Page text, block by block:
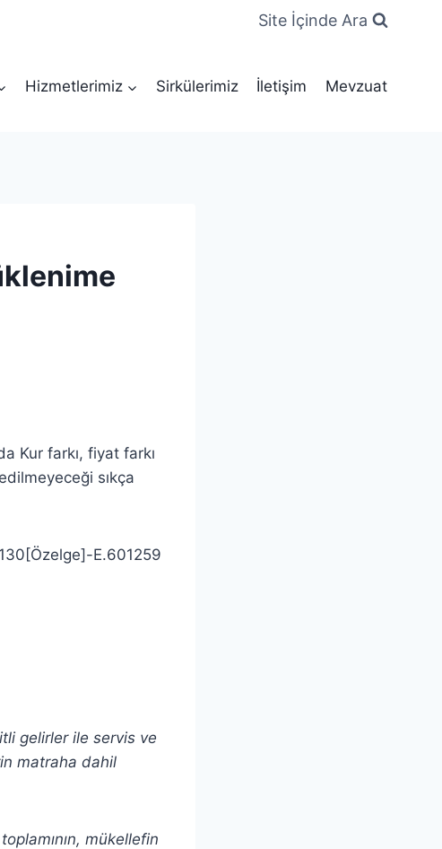
Site İçinde Ara
Hizmetlerimiz Sirkülerimiz İletişim Mevzuat
Kur farkı, fiyat farkı
sıkça
E.601259
gelirler ile servis ve
matraha dahil
mükellefin